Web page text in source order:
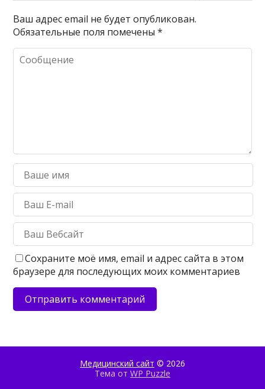
Ваш адрес email не будет опубликован.
Обязательные поля помечены*
Сохраните моё имя, email и адрес сайта в этом
браузере для последующих моих комментариев
Медицинский сайт © 2026
Тема от WP Puzzle